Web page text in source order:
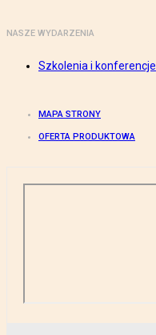
NASZE WYDARZENIA
Szkolenia i konferencje
MAPA STRONY
OFERTA PRODUKTOWA